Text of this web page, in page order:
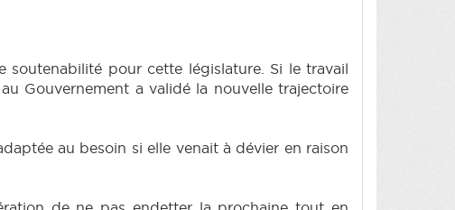
soutenabilité pour cette législature. Si le travail
Gouvernement a validé la nouvelle trajectoire
au besoin si elle venait à dévier en raison